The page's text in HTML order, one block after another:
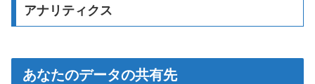
アナリティクス
あなたのデータの共有先